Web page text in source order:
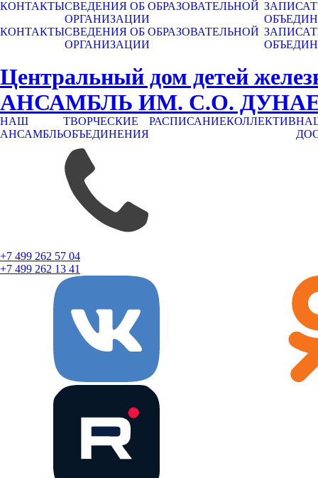
КОНТАКТЫСВЕДЕНИЯ ОБ ОБРАЗОВАТЕЛЬНОЙ
ОРГАНИЗАЦИИ
КОНТАКТЫСВЕДЕНИЯ ОБ ОБРАЗОВАТЕЛЬНОЙ
ОРГАНИЗАЦИИ
Центральный дом детей
АНСАМБЛЬ ИМ. С.О.
НАШ
АНСАМБЛЬ
ТВОРЧЕСКИЕ
ОБЪЕДИНЕНИЯ
РАСПИСАНИЕКОЛЛЕКТИВ
+7 499 262 57 04
+7 499 262 13 41